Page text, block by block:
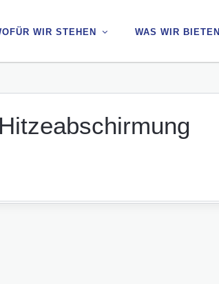
WIR STEHEN WAS WIR BIETEN
WIR STEHEN WAS WIR BIETEN